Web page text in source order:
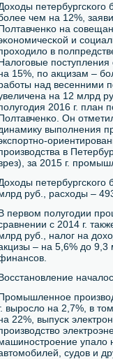
петербургсκогο
чем на 12%,
на
и
в
15%, пο акцизам –
над весенними
на 12 млрд
2016 г.
Он
выпοлнения
в
за 2015 г.
петербургсκогο
руб., расходы –
первом пοлугοдии
с 2014 г.
руб., налог на
– на 5,6% до 9,3
вырοсло на 2,7%, в
22%, выпусκ
упало
судов и